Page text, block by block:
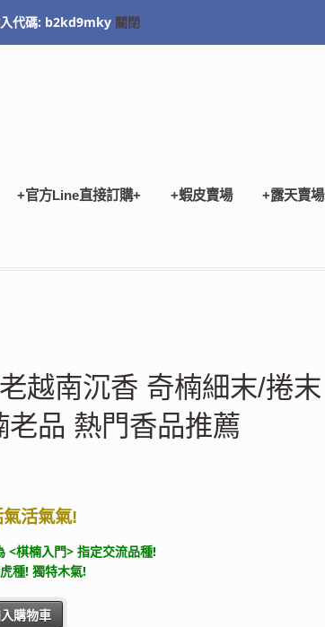
0 items Checkout
+官方Line直接訂購+ +蝦皮賣場 +露天賣場
越南沉香 奇楠細末/捲末
老品 熱門香品推薦
活氣氣!
<棋楠入門> 指定交流品種!
種! 獨特木氣!
楠細末/捲末 1g/瓶 棋楠老品 熱門香品推薦 數量
購物車
入代碼: b2kd9mky 關閉